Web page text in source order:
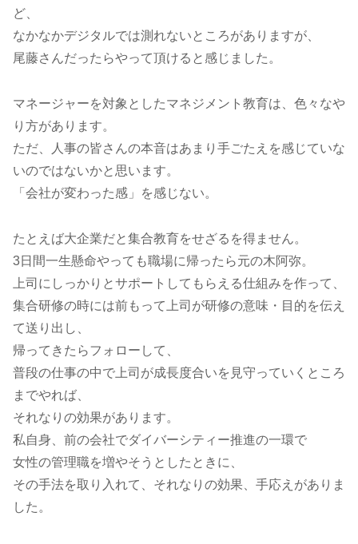
ど、
なかなかデジタルでは測れないところがありますが、
尾藤さんだったらやって頂けると感じました。
マネージャーを対象としたマネジメント教育は、色々なや
り方があります。
ただ、人事の皆さんの本音はあまり手ごたえを感じていな
いのではないかと思います。
「会社が変わった感」を感じない。
たとえば大企業だと集合教育をせざるを得ません。
3日間一生懸命やっても職場に帰ったら元の木阿弥。
上司にしっかりとサポートしてもらえる仕組みを作って、
集合研修の時には前もって上司が研修の意味・目的を伝え
て送り出し、
帰ってきたらフォローして、
普段の仕事の中で上司が成長度合いを見守っていくところ
までやれば、
それなりの効果があります。
私自身、前の会社でダイバーシティー推進の一環で
女性の管理職を増やそうとしたときに、
その手法を取り入れて、それなりの効果、手応えがありま
した。